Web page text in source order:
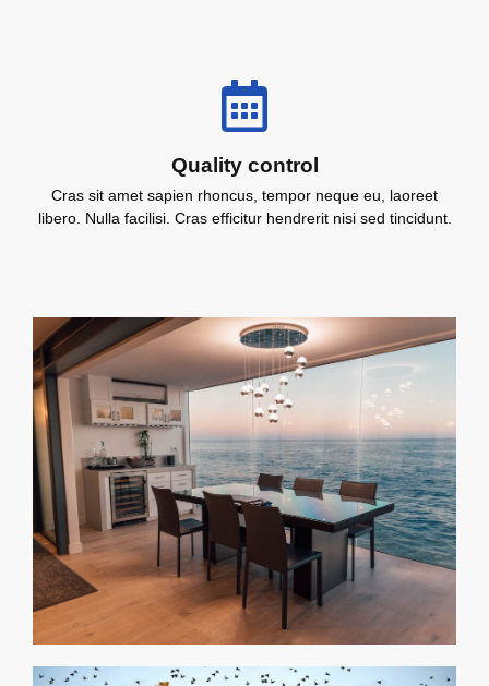
Quality control
Cras sit amet sapien rhoncus, tempor neque eu, laoreet
libero. Nulla facilisi. Cras efficitur hendrerit nisi sed tincidunt.